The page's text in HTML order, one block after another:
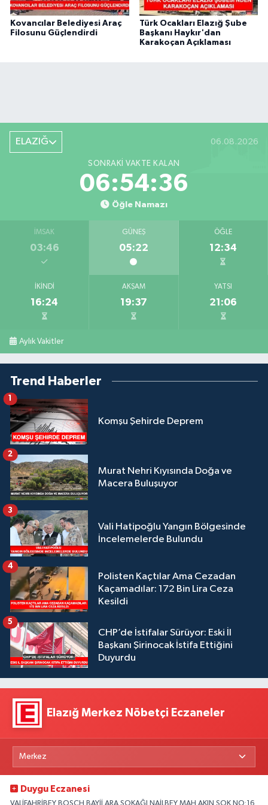
Kovancılar Belediyesi Araç
Filosunu Güçlendirdi
Türk Ocakları Elazığ Şube
Başkanı Haykır'dan
Karakoçan Açıklaması
ELAZIĞ 06.08.2026
SONRAKI VAKTE KALAN
06:54:36
Öğle Namazı
İMSAK
03:46
GÜNEŞ
05:22
ÖĞLE
12:34
İKINDI
16:24
AKŞAM
19:37
YATSI
21:06
Aylık Vakitler
Trend Haberler
Komşu Şehirde Deprem
1
Murat Nehri Kıyısında Doğa ve
Macera Buluşuyor
2
Vali Hatipoğlu Yangın Bölgesinde
İncelemelerde Bulundu
3
Polisten Kaçtılar Ama Cezadan
Kaçamadılar: 172 Bin Lira Ceza
Kesildi
4
CHP’de İstifalar Sürüyor: Eski İl
Başkanı Şirinocak İstifa Ettiğini
Duyurdu
5
Elazığ Merkez Nöbetçi Eczaneler
Duygu Eczanesi
VALİFAHRİBEY BOSCH BAYİİ ARA SOKAĞI NAİLBEY MAH.AKIN SOK.NO:16